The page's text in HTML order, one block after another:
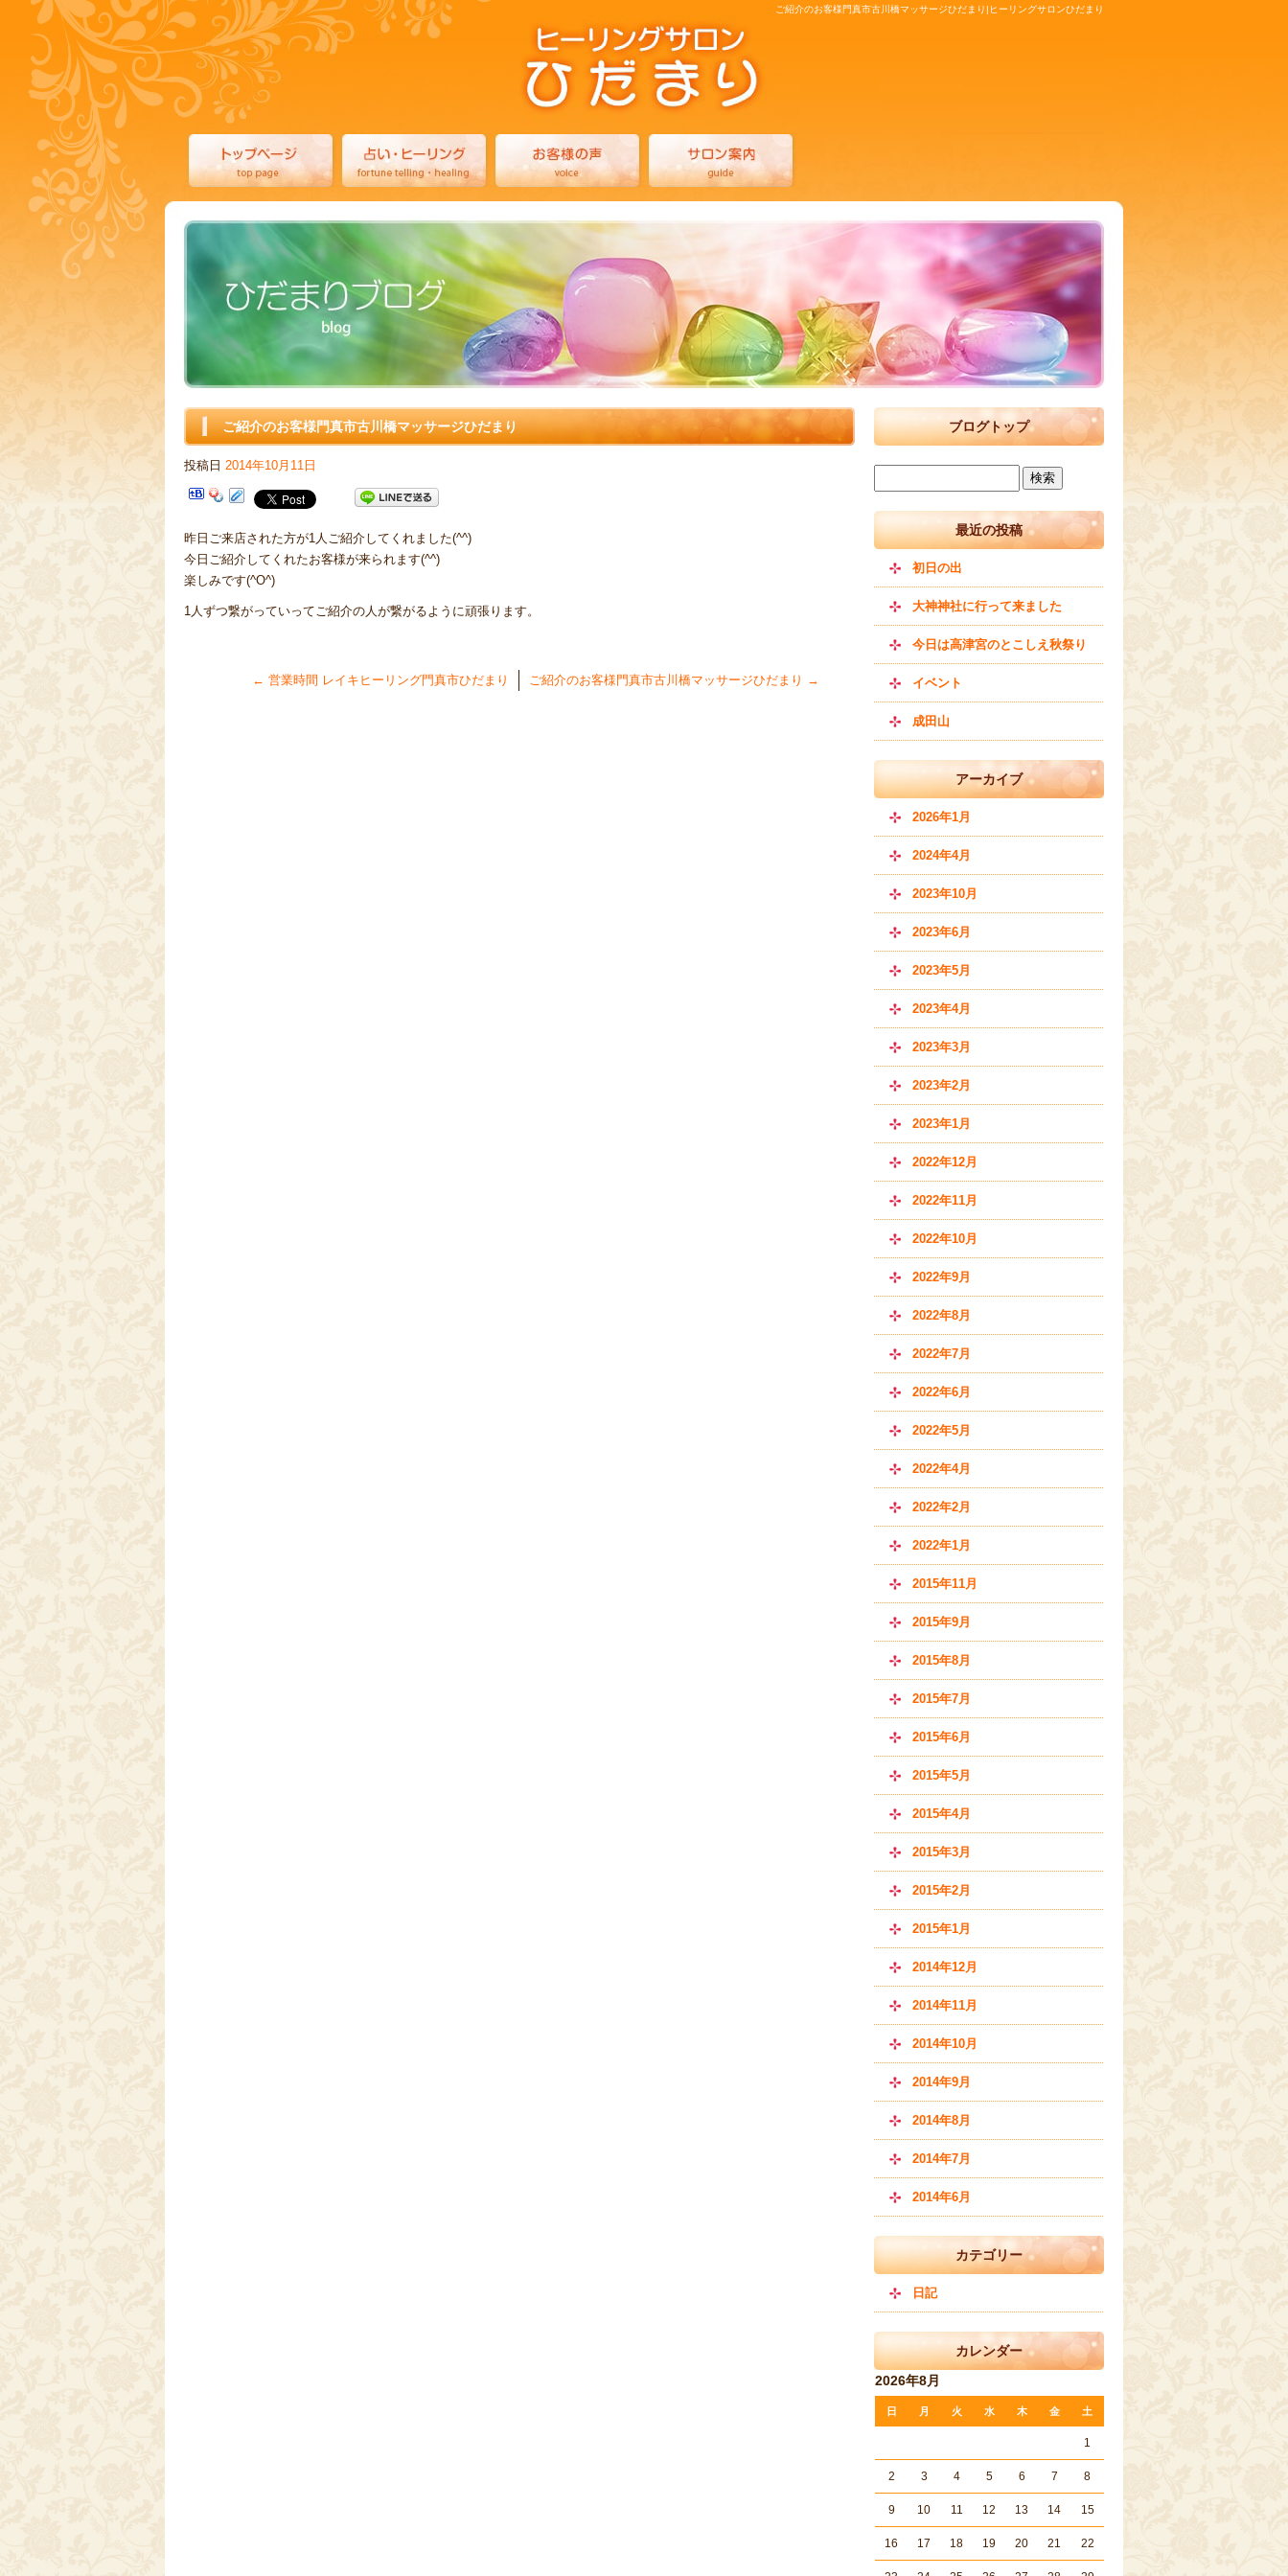
ご紹介のお客様門真市古川橋マッサージひだまり|ヒーリングサロンひだまり
ご紹介のお客様門真市古川橋マッサージひだまり
投稿日 2014年10月11日
昨日ご来店された方が1人ご紹介してくれました(^^)
今日ご紹介してくれたお客様が来られます(^^)
楽しみです(^O^)
1人ずつ繋がっていってご紹介の人が繋がるように頑張ります。
← 営業時間 レイキヒーリング門真市ひだまり ご紹介のお客様門真市古川橋マッサージひだまり →
ブログトップ
最近の投稿
初日の出
大神神社に行って来ました
今日は高津宮のとこしえ秋祭り
イベント
成田山
アーカイブ
2026年1月
2024年4月
2023年10月
2023年6月
2023年5月
2023年4月
2023年3月
2023年2月
2023年1月
2022年12月
2022年11月
2022年10月
2022年9月
2022年8月
2022年7月
2022年6月
2022年5月
2022年4月
2022年2月
2022年1月
2015年11月
2015年9月
2015年8月
2015年7月
2015年6月
2015年5月
2015年4月
2015年3月
2015年2月
2015年1月
2014年12月
2014年11月
2014年10月
2014年9月
2014年8月
2014年7月
2014年6月
カテゴリー
日記
カレンダー
2026年8月
日 月 火 水 木 金 土
1
2 3 4 5 6 7 8
9 10 11 12 13 14 15
16 17 18 19 20 21 22